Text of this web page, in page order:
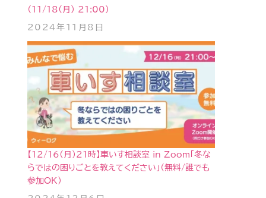
（11/18(月) 21:00）
2024年11月8日
【12/16(月)21時】車いす相談室 in Zoom「冬な
らではの困りごとを教えてください」（無料/誰でも
参加OK）